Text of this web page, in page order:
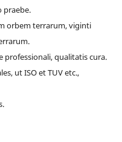
praebe.
orbem terrarum, viginti
professionali, qualitatis cura.
ut ISO et TUV etc.,